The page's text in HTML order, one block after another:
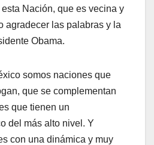
Nación, que es vecina y
agradecer las palabras y la
Obama.
somos naciones que
que se complementan
que tienen un
del más alto nivel. Y
con una dinámica y muy